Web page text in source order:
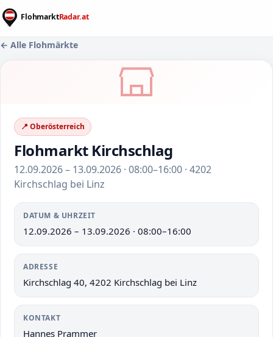
← Alle Flohmärkte
📍 Oberösterreich
Flohmarkt Kirchschlag
12.09.2026 – 13.09.2026 · 08:00–16:00 · 4202
Kirchschlag bei Linz
DATUM & UHRZEIT
12.09.2026 – 13.09.2026 · 08:00–16:00
ADRESSE
Kirchschlag 40, 4202 Kirchschlag bei Linz
KONTAKT
Hannes Prammer